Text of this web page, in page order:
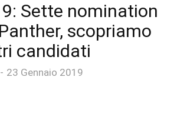
Sette nomination
scopriamo
candidati
- 23 Gennaio 2019